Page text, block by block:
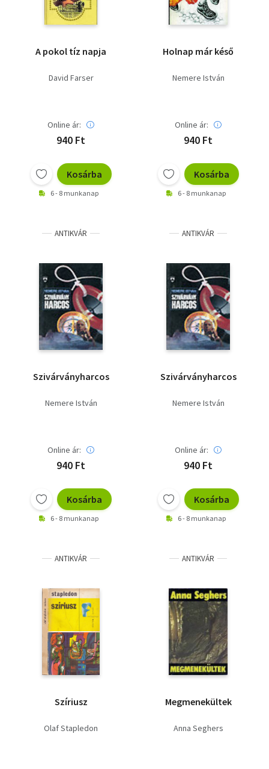
A pokol tíz napja
David Farser
Online ár:
940 Ft
Kosárba
6 - 8 munkanap
Holnap már késő
Nemere István
Online ár:
940 Ft
Kosárba
6 - 8 munkanap
ANTIKVÁR
Szivárványharcos
Nemere István
Online ár:
940 Ft
Kosárba
6 - 8 munkanap
ANTIKVÁR
Szivárványharcos
Nemere István
Online ár:
940 Ft
Kosárba
6 - 8 munkanap
ANTIKVÁR
Szíriusz
Olaf Stapledon
ANTIKVÁR
Megmenekültek
Anna Seghers